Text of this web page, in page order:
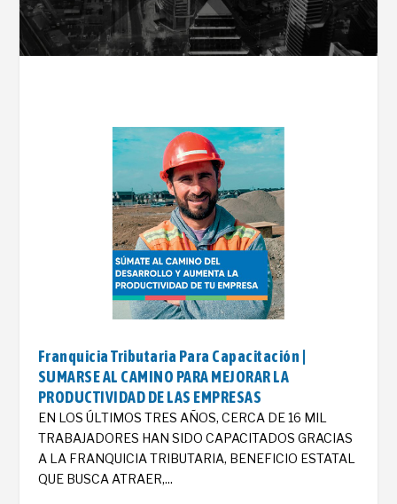
Franquicia Tributaria Para Capacitación |
SUMARSE AL CAMINO PARA MEJORAR LA
PRODUCTIVIDAD DE LAS EMPRESAS
EN LOS ÚLTIMOS TRES AÑOS, CERCA DE 16 MIL
TRABAJADORES HAN SIDO CAPACITADOS GRACIAS
A LA FRANQUICIA TRIBUTARIA, BENEFICIO ESTATAL
QUE BUSCA ATRAER,...